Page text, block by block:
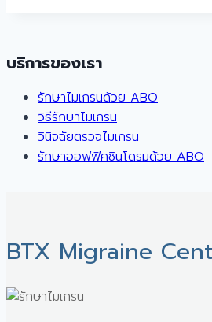
บริการของเรา
รักษาไมเกรนด้วย ABO
วิธีรักษาไมเกรน
วินิจฉัยตรวจไมเกรน
รักษาออฟฟิศซินโดรมด้วย ABO
BTX Migraine